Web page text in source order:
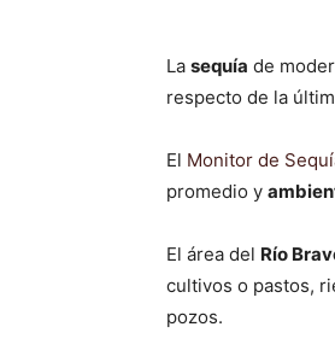
La sequía de
respecto de la
El Monitor de
promedio y
El área del Río
cultivos o pastos,
pozos.